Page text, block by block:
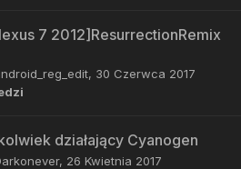
7 2012]ResurrectionRemix
, 30 Czerwca 2017
działający Cyanogen
, 26 Kwietnia 2017